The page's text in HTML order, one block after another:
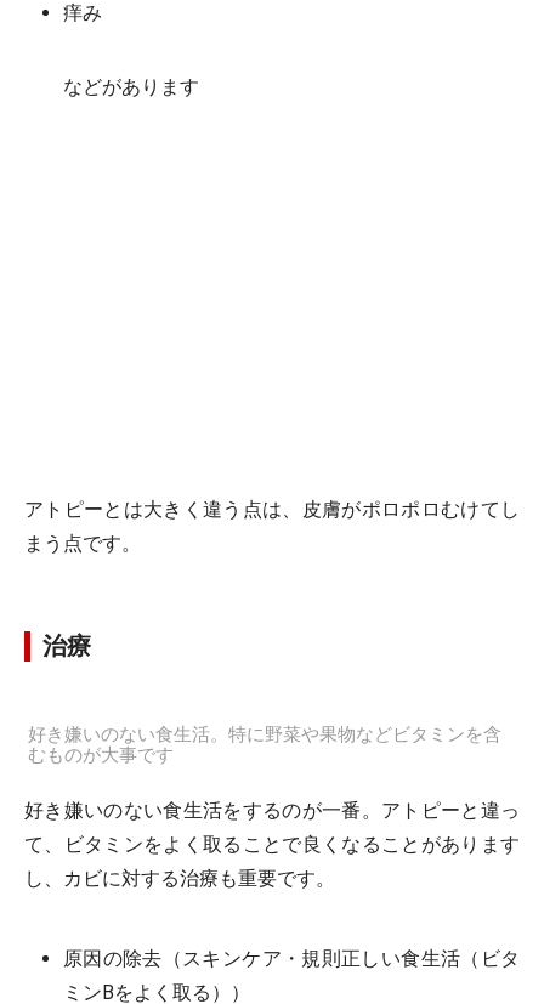
痒み
などがあります
アトピーとは大きく違う点は、皮膚がポロポロむけてし
まう点です。
治療
好き嫌いのない食生活。特に野菜や果物などビタミンを含
むものが大事です
好き嫌いのない食生活をするのが一番。アトピーと違っ
て、ビタミンをよく取ることで良くなることがあります
し、カビに対する治療も重要です。
原因の除去（スキンケア・規則正しい食生活（ビタ
ミンBをよく取る））